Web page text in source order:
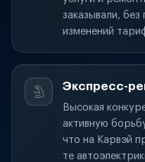
заказывали,
изменений
Экспресс-
Высокая
активную
что на Карвэй
те